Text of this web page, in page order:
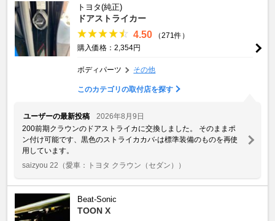
トヨタ(純正)
ドアストライカー
4.50
（271件）
購入価格：2,354円
ボディパーツ その他
このカテゴリの取付店を探す
ユーザーの最新投稿
2026年8月9日
200前期クラウンのドアストライカに交換しました。 そのままポ
ン付け可能です、黒色のストライカカバ-は標準装備のものを再使
用しています。
saizyou 22 （愛車：トヨタ クラウン（セダン））
Beat-Sonic
TOON X